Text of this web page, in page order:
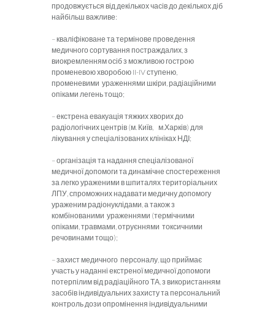
продовжується від декількох часів до декількох діб
найбільш важливе:
– кваліфіковане та термінове проведення
медичного сортування постраждалих, з
виокремленням осіб з можливою гострою
променевою хворобою II-IV ступеню,
променевими ураженнями шкіри, радіаційними
опіками легень тощо;
– екстрена евакуація тяжких хворих до
радіологічних центрів (м. Київ, м.Харків) для
лікування у спеціалізованих клініках НДІ;
– організація та надання спеціалізованої
медичної допомоги та динамічне спостереження
за легко ураженими в шпиталях територіальних
ЛПУ, спроможних надавати медичну допомогу
ураженим радіонуклідами, а також з
комбінованими ураженнями (термічними
опіками, травмами, отруєннями токсичними
речовинами тощо);
– захист медичного персоналу, що приймає
участь у наданні екстреної медичної допомоги
потерпілим від радіаційного ТА, з використанням
засобів індивідуальних захисту та персональний
контроль дози опромінення індивідуальними